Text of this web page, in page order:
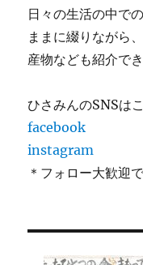
日々の生活の中で
ままに綴りながら
産物なども紹介で
ひさみんのSNSは
facebook
instagram
＊フォロー大歓迎